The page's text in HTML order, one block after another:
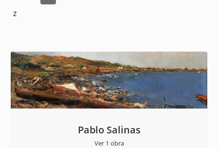
Z
Pablo Salinas
Ver 1 obra